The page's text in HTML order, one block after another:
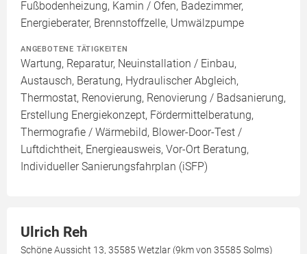
Fußbodenheizung, Kamin / Ofen, Badezimmer,
Energieberater, Brennstoffzelle, Umwälzpumpe
ANGEBOTENE TÄTIGKEITEN
Wartung, Reparatur, Neuinstallation / Einbau,
Austausch, Beratung, Hydraulischer Abgleich,
Thermostat, Renovierung, Renovierung / Badsanierung,
Erstellung Energiekonzept, Fördermittelberatung,
Thermografie / Wärmebild, Blower-Door-Test /
Luftdichtheit, Energieausweis, Vor-Ort Beratung,
Individueller Sanierungsfahrplan (iSFP)
Ulrich Reh
Schöne Aussicht 13, 35585 Wetzlar (9km von 35585 Solms)